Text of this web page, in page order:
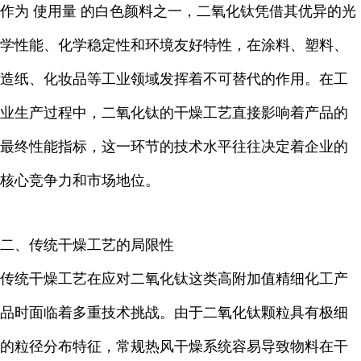
作为 使用量 的白色颜料之一，二氧化钛凭借其优异的光
学性能、化学稳定性和环境友好特性，在涂料、塑料、
造纸、化妆品等工业领域发挥着不可替代的作用。在工
业生产过程中，二氧化钛的干燥工艺直接影响着产品的
最终性能指标，这一环节的技术水平往往决定着企业的
核心竞争力和市场地位。
二、传统干燥工艺的局限性
传统干燥工艺在应对二氧化钛这类高附加值精细化工产
品时面临着多重技术挑战。由于二氧化钛颗粒具有极细
的粒径分布特征，常规热风干燥系统容易导致物料在干